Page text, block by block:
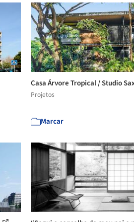
Casa Árvore Tropical / Studio
Projetos
Marcar